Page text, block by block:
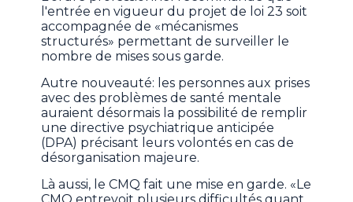
l'entrée en vigueur du projet de loi 23 soit
accompagnée de «mécanismes
structurés» permettant de surveiller le
nombre de mises sous garde.
Autre nouveauté: les personnes aux prises
avec des problèmes de santé mentale
auraient désormais la possibilité de remplir
une directive psychiatrique anticipée
(DPA) précisant leurs volontés en cas de
désorganisation majeure.
Là aussi, le CMQ fait une mise en garde. «Le
CMQ entrevoit plusieurs difficultés quant